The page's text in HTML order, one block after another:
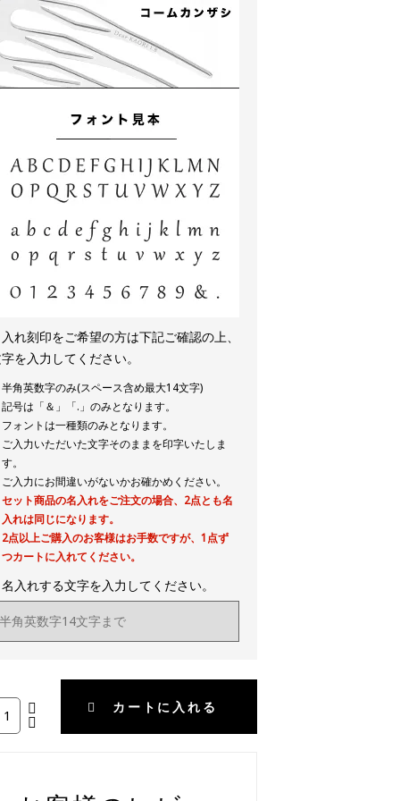
れ刻印をご希望の方は下記ご確認の上、
を入力してください。
半角英数字のみ(スペース含め最大14文字)
記号は「＆」「.」のみとなります。
フォントは一種類のみとなります。
ご入力いただいた文字そのままを印字いたしま
す。
ご入力にお間違いがないかお確かめください。
セット商品の名入れをご注文の場合、2点とも名
入れは同じになります。
2点以上ご購入のお客様はお手数ですが、1点ず
つカートに入れてください。
入れする文字を入力してください。
カートに入れる